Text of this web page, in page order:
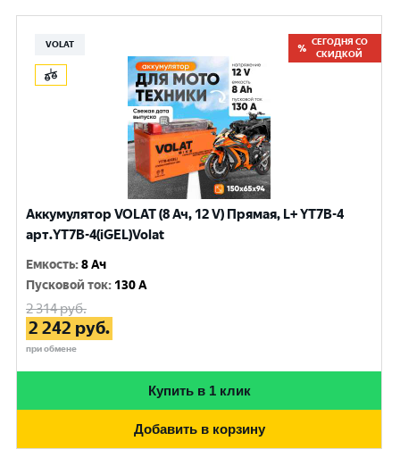
VOLAT
СЕГОДНЯ СО
СКИДКОЙ
Аккумулятор VOLAT (8 Ач, 12 V) Прямая, L+ YT7B-4
арт.YT7B-4(iGEL)Volat
Емкость:8 Ач
Пусковой ток: 130 A
2 314руб.
2 242 руб.
при обмене
Купить в 1 клик
Добавить в корзину